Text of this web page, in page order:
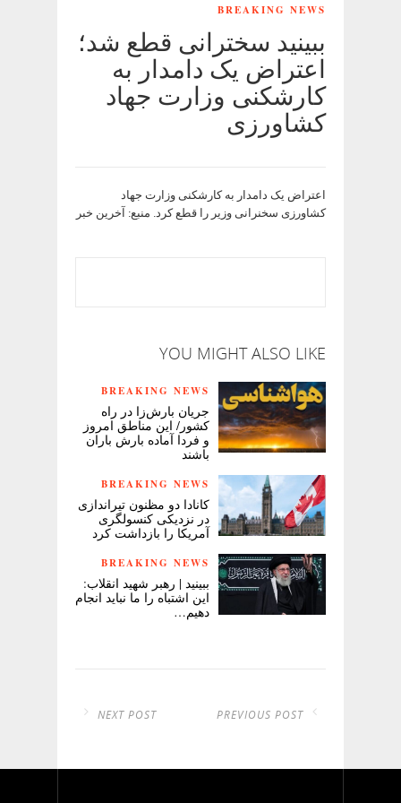
BREAKING NEWS
ببینید سخترانی قطع شد؛
اعتراض یک دامدار به
کارشکنی وزارت جهاد
کشاورزی
اعتراض یک دامدار به کارشکنی وزارت جهاد
کشاورزی سخنرانی وزیر را قطع کرد. منبع: آخرین خبر
YOU MIGHT ALSO LIKE
BREAKING NEWS
جریان بارش‌زا در راه
کشور/ این مناطق امروز
و فردا آماده بارش باران
باشند
BREAKING NEWS
کانادا دو مظنون تیراندازی
در نزدیکی کنسولگری
آمریکا را بازداشت کرد
BREAKING NEWS
ببینید | رهبر شهید انقلاب:
این اشتباه را ما نباید انجام
دهیم…
PREVIOUS POST
NEXT POST